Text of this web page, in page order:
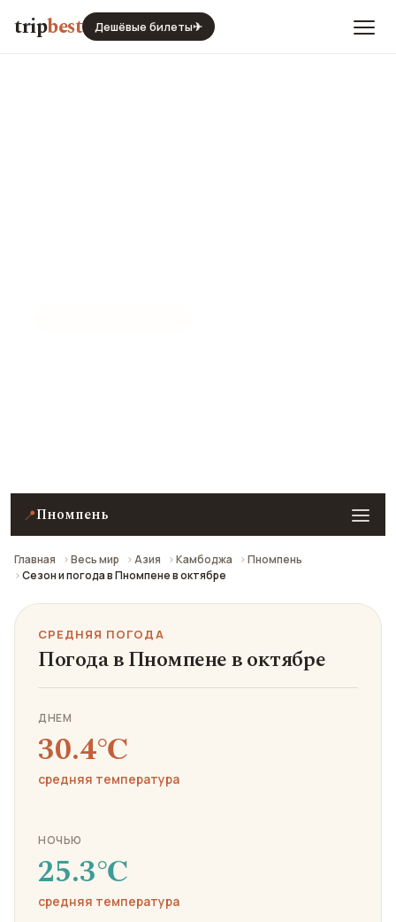
tripbest Дешёвые билеты✈
📍Пномпень
Главная Весь мир Азия Камбоджа
Пномпень
Сезон и погода в Пномпене в октябре
СРЕДНЯЯ ПОГОДА
Погода в Пномпене в октябре
ДНЕМ
30.4℃
средняя температура
НОЧЬЮ
25.3℃
средняя температура